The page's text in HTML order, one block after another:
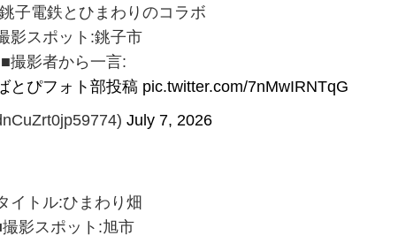
子電鉄とひまわりのコラボ
影スポット:銚子市
■撮影者から一言:
とぴフォト部投稿 pic.twitter.com/7nMwIRNTqG
July 7, 2026
イトル:ひまわり畑
影スポット:旭市